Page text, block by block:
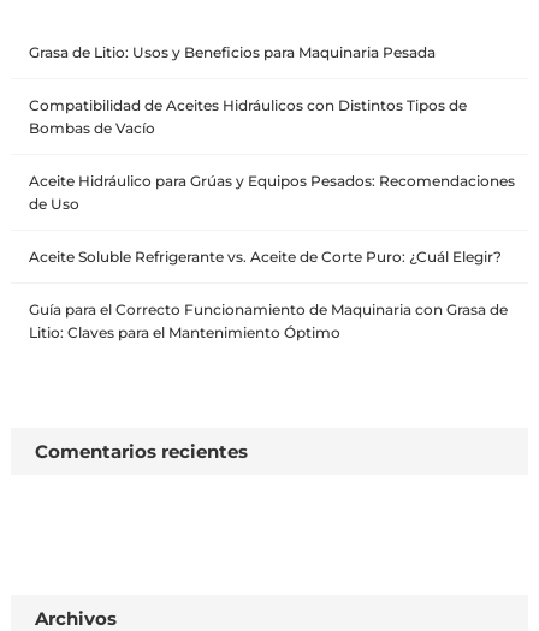
Grasa de Litio: Usos y Beneficios para Maquinaria Pesada
Compatibilidad de Aceites Hidráulicos con Distintos Tipos de
Bombas de Vacío
Aceite Hidráulico para Grúas y Equipos Pesados: Recomendaciones
de Uso
Aceite Soluble Refrigerante vs. Aceite de Corte Puro: ¿Cuál Elegir?
Guía para el Correcto Funcionamiento de Maquinaria con Grasa de
Litio: Claves para el Mantenimiento Óptimo
Comentarios recientes
Archivos